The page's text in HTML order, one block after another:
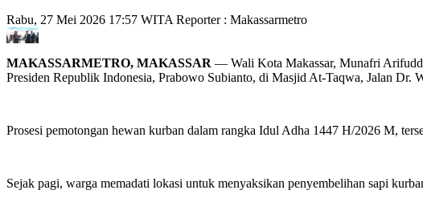
Rabu, 27 Mei 2026 17:57 WITA Reporter : Makassarmetro
MAKASSARMETRO, MAKASSAR — Wali Kota Makassar, Munafri
Presiden Republik Indonesia, Prabowo Subianto, di Masjid At-Taqwa, Jalan Dr.
Prosesi pemotongan hewan kurban dalam rangka Idul Adha 1447 H/2026 M,
Sejak pagi, warga memadati lokasi untuk menyaksikan penyembelihan sapi